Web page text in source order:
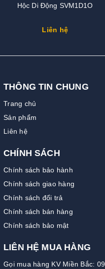
Hộc Di Động SVM1D1O
Liên hệ
THÔNG TIN CHUNG
Trang chủ
Sản phẩm
Liên hệ
CHÍNH SÁCH
Chính sách bảo hành
Chính sách giao hàng
Chính sách đổi trả
Chính sách bán hàng
Chính sách bảo mật
LIÊN HỆ MUA HÀNG
Gọi mua hàng KV Miền Bắc: